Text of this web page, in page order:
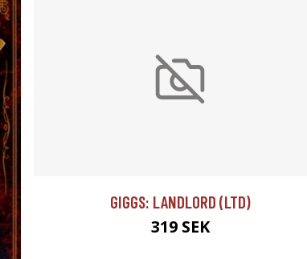
GIGGS: LANDLORD (LTD)
319 SEK